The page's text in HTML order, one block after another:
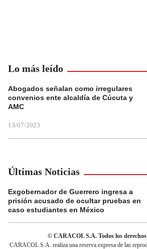
Lo más leído
Abogados señalan como irregulares
convenios ente alcaldía de Cúcuta y
AMC
13/07/2023
Últimas Noticias
Exgobernador de Guerrero ingresa a
prisión acusado de ocultar pruebas en
caso estudiantes en México
© CARACOL S.A. Todos los derechos
CARACOL S.A. realiza una reserva expresa de las